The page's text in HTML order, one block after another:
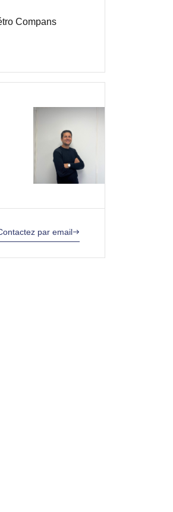
Compans
par email